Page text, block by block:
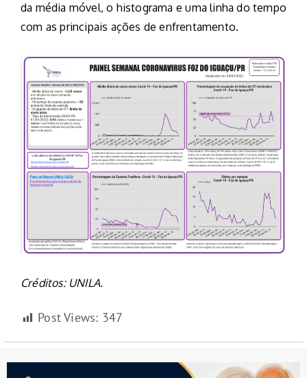
da média móvel, o histograma e uma linha do tempo
com as principais ações de enfrentamento.
Créditos: UNILA.
Post Views: 347